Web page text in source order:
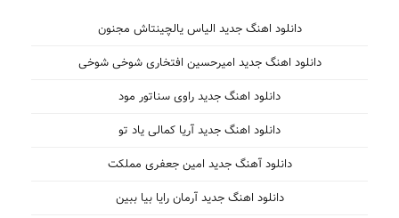
دانلود اهنگ جدید الیاس یالچینتاش مجنون
دانلود اهنگ جدید امیرحسین افتخاری شوخی شوخی
دانلود اهنگ جدید راوی سناتور مود
دانلود اهنگ جدید آریا کمالی یاد تو
دانلود آهنگ جدید امین جعفری مملکت
دانلود اهنگ جدید آرمان رایا بیا ببین